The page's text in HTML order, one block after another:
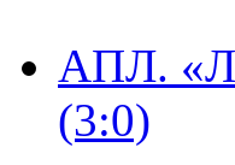
АПЛ.
(3:0)